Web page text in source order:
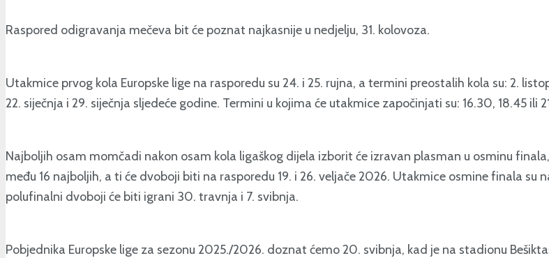
Raspored odigravanja mečeva bit će poznat najkasnije u nedjelju, 31. kolovoza.
Utakmice prvog kola Europske lige na rasporedu su 24. i 25. rujna, a termini preostalih kola su: 2.
22. siječnja i 29. siječnja sljedeće godine. Termini u kojima će utakmice započinjati su: 16.30, 18.45 ili
Najboljih osam momčadi nakon osam kola ligaškog dijela izborit će izravan plasman u osminu
među 16 najboljih, a ti će dvoboji biti na rasporedu 19. i 26. veljače 2026. Utakmice osmine finala su
polufinalni dvoboji će biti igrani 30. travnja i 7. svibnja.
Pobjednika Europske lige za sezonu 2025./2026. doznat ćemo 20. svibnja, kad je na stadionu